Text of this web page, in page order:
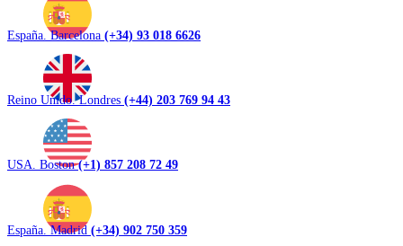
España. Barcelona (+34) 93 018 6626
Reino Unido. Londres (+44) 203 769 94 43
USA. Boston(+1) 857 208 72 49
España. Madrid (+34) 902 750 359